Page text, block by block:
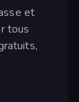
et
tous